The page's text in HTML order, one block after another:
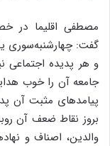
مصطفی اقلیما در
گفت: چهارشنبه‌سوری
و هر پدیده اجتماعی
جامعه آن را خوب
پیامدهای مثبت آن
بروز نقاط ضعف آن
والدین، اصناف و